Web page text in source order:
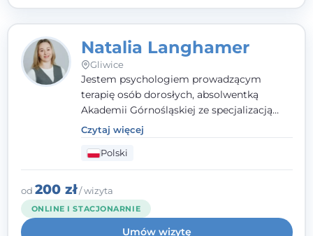
Natalia Langhamer
Gliwice
Jestem psychologiem prowadzącym
terapię osób dorosłych, absolwentką
Akademii Górnośląskiej ze specjalizacją
kliniczną. Oferuję konsultacje
psychologiczne i pierwszą pomoc
psychologiczną w kryzysie, przewlekłym
stresie czy obniżonym nastroju. Każde
spotkanie traktuję z szacunkiem,
uważnością i w atmosferze zaufania.
Czytaj więcej
Polski
od 200 zł/ wizyta
ONLINE I STACJONARNIE
Umów wizytę